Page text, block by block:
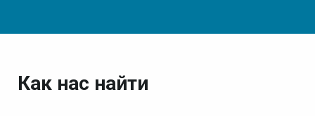
Как нас найти